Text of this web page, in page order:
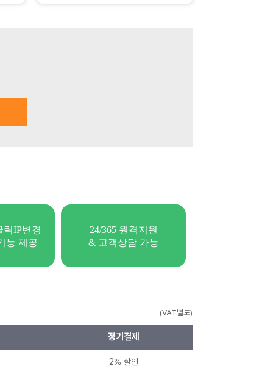
릭IP변경
능 제공
24/365 원격지원
& 고객상담 가능
(VAT별도)
정기결제
2% 할인